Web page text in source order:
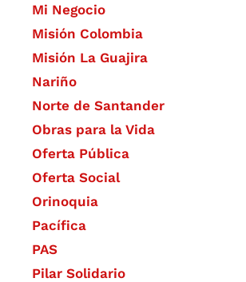
Mi Negocio
Misión Colombia
Misión La Guajira
Nariño
Norte de Santander
Obras para la Vida
Oferta Pública
Oferta Social​​
Orinoquia
Pacífica
PAS
Pilar Solidario